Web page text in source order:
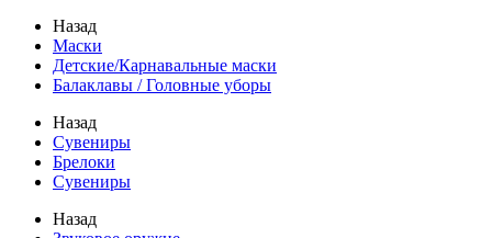
Назад
Маски
Детские/Карнавальные маски
Балаклавы / Головные уборы
Назад
Сувениры
Брелоки
Сувениры
Назад